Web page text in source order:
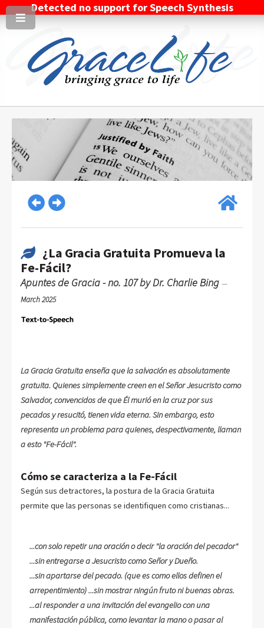
Detected no support for Speech Synthesis
¿La Gracia Gratuita Promueva la
Fe-Fácil?
Apuntes de Gracia - no. 107 by Dr. Charlie Bing —
March 2025
La Gracia Gratuita enseña que la salvación es absolutamente
gratuita. Quienes simplemente creen en el Señor Jesucristo como
Salvador, convencidos de que Él murió en la cruz por sus
pecados y resucitó, tienen vida eterna. Sin embargo, esto
representa un problema para quienes, despectivamente, llaman
a esto "Fe-Fácil".
Cómo se caracteriza a la Fe-Fácil
Según sus detractores, la postura de la Gracia Gratuita
permite que las personas se identifiquen como cristianas...
...con solo repetir una oración o decir "la oración del pecador"
...sin entregarse a Jesucristo como Señor y Dueño.
...sin apartarse del pecado. (que es como ellos definen el
arrepentimiento) ...sin mostrar ningún fruto ni buenas obras.
...al responder a una invitación del evangelio con una
manifestación pública, como levantar la mano o pasar al